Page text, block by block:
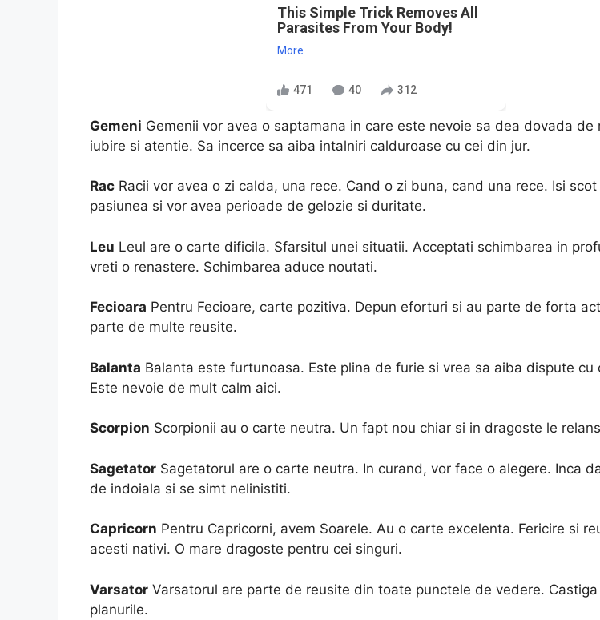
This Simple Trick Removes All
Parasites From Your Body!
More
471 40 312
Gemeni Gemenii vor avea o saptamana in care este nevoie sa dea dovada de
iubire si atentie. Sa incerce sa aiba intalniri calduroase cu cei din jur.
Rac Racii vor avea o zi calda, una rece. Cand o zi buna, cand una rece. Isi scot
pasiunea si vor avea perioade de gelozie si duritate.
Leu Leul are o carte dificila. Sfarsitul unei situatii. Acceptati schimbarea in
vreti o renastere. Schimbarea aduce noutati.
Fecioara Pentru Fecioare, carte pozitiva. Depun eforturi si au parte de forta
parte de multe reusite.
Balanta Balanta este furtunoasa. Este plina de furie si vrea sa aiba dispute cu
Este nevoie de mult calm aici.
Scorpion Scorpionii au o carte neutra. Un fapt nou chiar si in dragoste le
Sagetator Sagetatorul are o carte neutra. In curand, vor face o alegere. Inca
de indoiala si se simt nelinistiti.
Capricorn Pentru Capricorni, avem Soarele. Au o carte excelenta. Fericire si
acesti nativi. O mare dragoste pentru cei singuri.
Varsator Varsatorul are parte de reusite din toate punctele de vedere.
planurile.